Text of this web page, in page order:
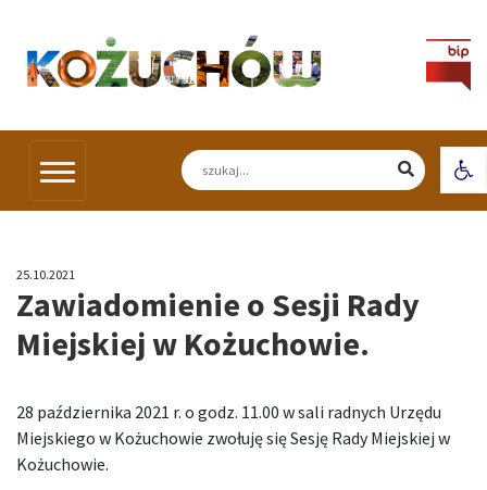
content
25.10.2021
Zawiadomienie o Sesji Rady
Miejskiej w Kożuchowie.
28 października 2021 r. o godz. 11.00 w sali radnych Urzędu
Miejskiego w Kożuchowie zwołuję się Sesję Rady Miejskiej w
Kożuchowie.